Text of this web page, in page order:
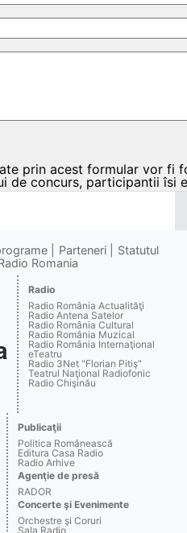
prin acest formular vor fi
de concurs, participantii îsi
Parteneri
Statutul
Romania
Radio
Radio România Actualităţi
Radio Antena Satelor
Radio România Cultural
Radio România Muzical
Radio România Internaţional
eTeatru
Radio 3Net "Florian Pitiş"
Teatrul Naţional Radiofonic
Radio Chişinău
Publicaţii
Politica Românească
Editura Casa Radio
Radio Arhive
Agenţie de presă
RADOR
Concerte şi Evenimente
Orchestre şi Coruri
Sala Radio